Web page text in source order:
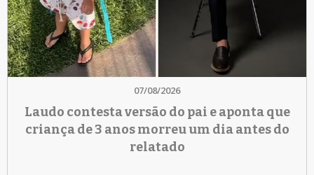
07/08/2026
Laudo contesta versão do pai e aponta que
criança de 3 anos morreu um dia antes do
relatado